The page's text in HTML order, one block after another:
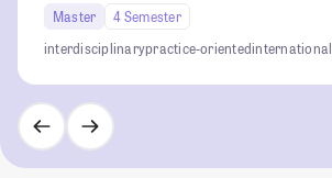
Master
4 Semester
interdisciplinarypractice-orientedinternational